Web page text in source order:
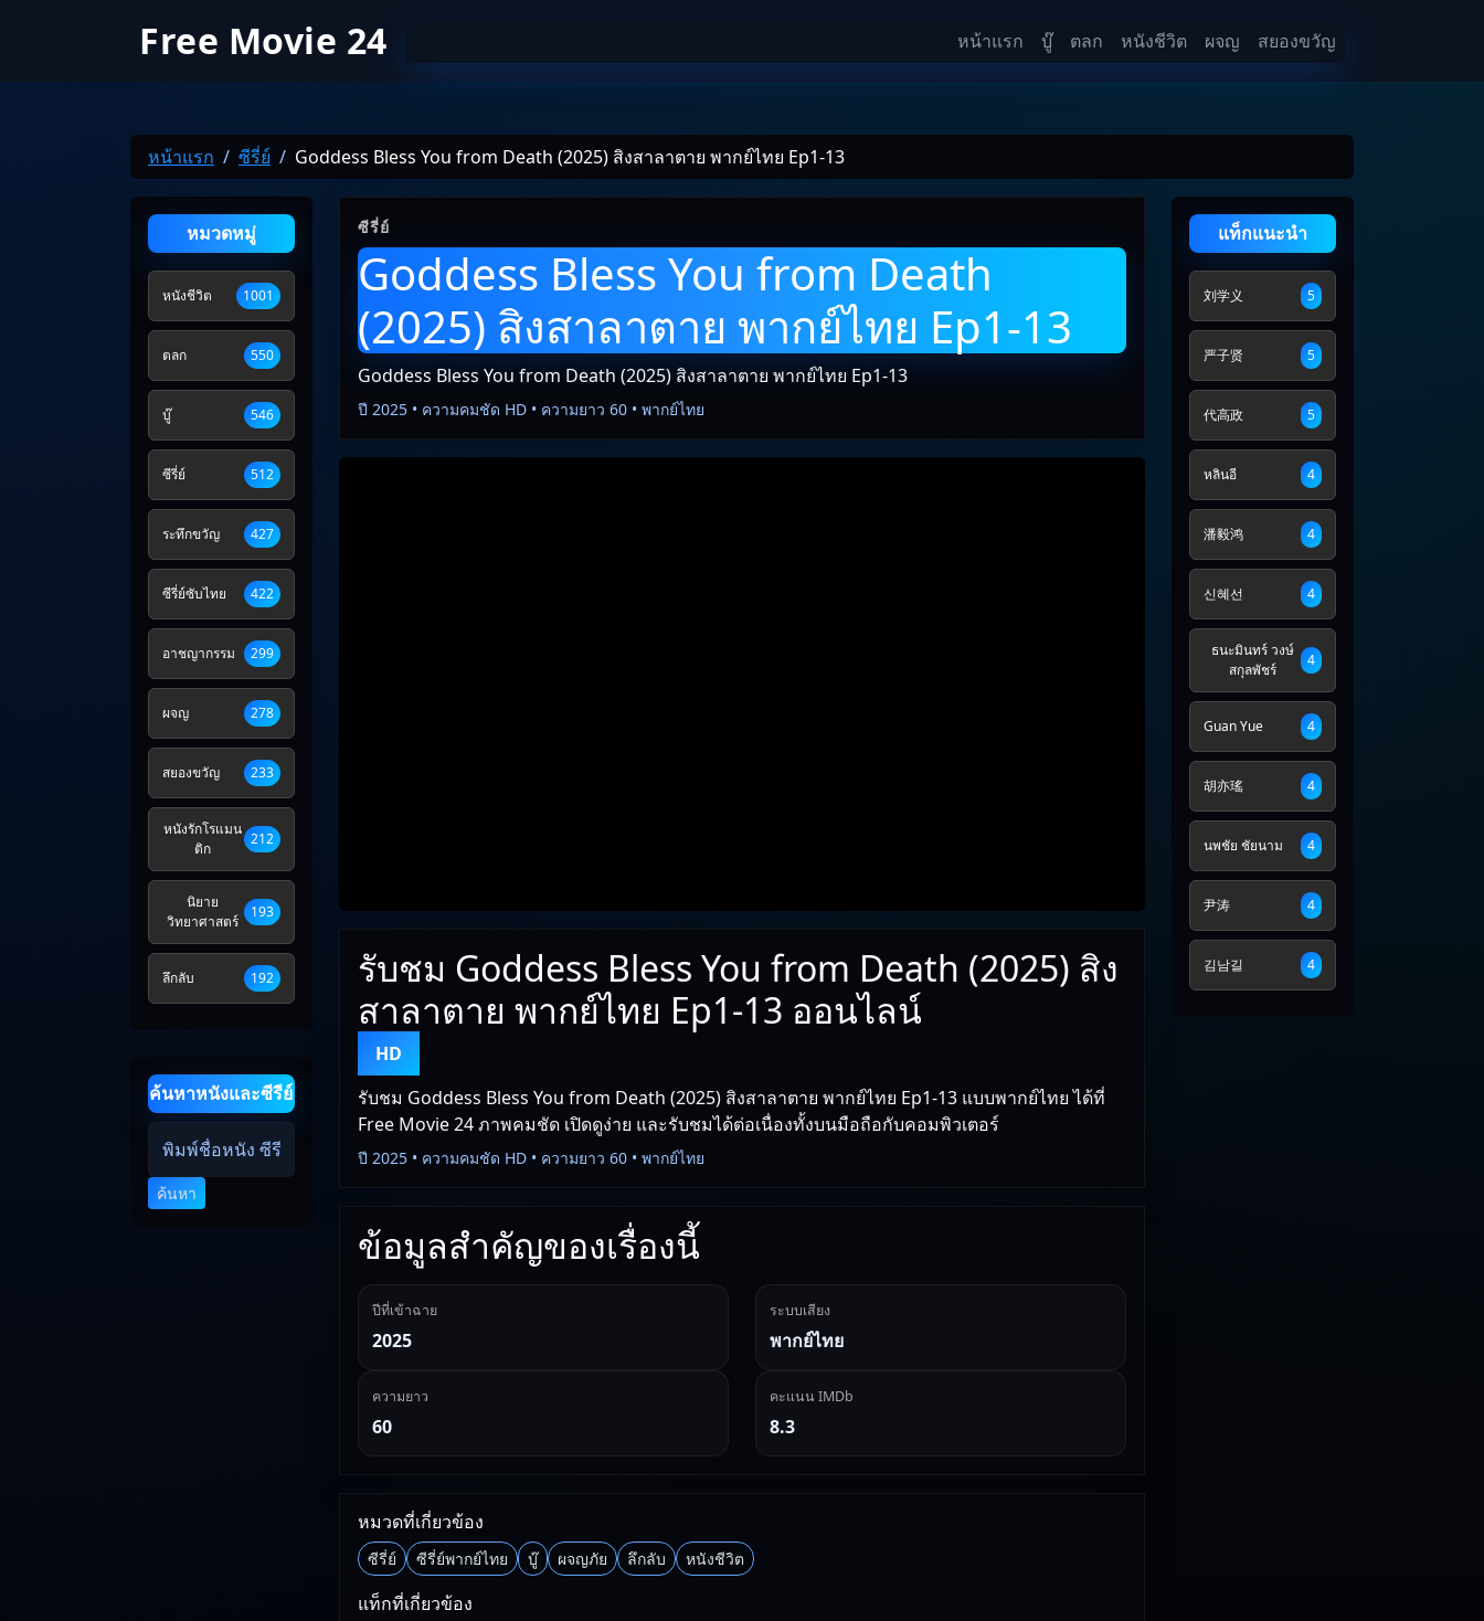
Free Movie 24 หน้าแรก บู๊ ตลก หนังชีวิต ผจญ สยองขวัญ
หน้าแรก ซีรี่ย์ Goddess Bless You from Death (2025) สิงสาลาตาย พากย์ไทย Ep1-13
หมวดหมู่
หนังชีวิต 1001
ตลก 550
บู๊ 546
ซีรี่ย์ 512
ระทึกขวัญ 427
ซีรี่ย์ซับไทย 422
อาชญากรรม 299
ผจญ 278
สยองขวัญ 233
หนังรักโรแมน
ติก
212
นิยาย
วิทยาศาสตร์
193
ลึกลับ 192
ค้นหาหนังและซีรีย์
ค้นหา
ซีรี่ย์
Goddess Bless You from Death
(2025) สิงสาลาตาย พากย์ไทย Ep1-13
Goddess Bless You from Death (2025) สิงสาลาตาย พากย์ไทย Ep1-13
ปี 2025 • ความคมชัด HD • ความยาว 60 • พากย์ไทย
รับชม Goddess Bless You from Death (2025) สิง
สาลาตาย พากย์ไทย Ep1-13 ออนไลน์
HD
รับชม Goddess Bless You from Death (2025) สิงสาลาตาย พากย์ไทย Ep1-13 แบบพากย์ไทย ได้ที่
Free Movie 24 ภาพคมชัด เปิดดูง่าย และรับชมได้ต่อเนื่องทั้งบนมือถือกับคอมพิวเตอร์
ปี 2025 • ความคมชัด HD • ความยาว 60 • พากย์ไทย
ข้อมูลสำคัญของเรื่องนี้
ปีที่เข้าฉาย
2025
ระบบเสียง
พากย์ไทย
ความยาว
60
คะแนน IMDb
8.3
หมวดที่เกี่ยวข้อง
ซีรี่ย์ ซีรี่ย์พากย์ไทย บู๊ ผจญภัย ลึกลับ หนังชีวิต
แท็กที่เกี่ยวข้อง
แท็กแนะนำ
刘学义 5
严子贤 5
代高政 5
หลินอี 4
潘毅鸿 4
신혜선 4
ธนะมินทร์ วงษ์
สกุลพัชร์
4
Guan Yue 4
胡亦瑤 4
นพชัย ชัยนาม 4
尹涛 4
김남길 4